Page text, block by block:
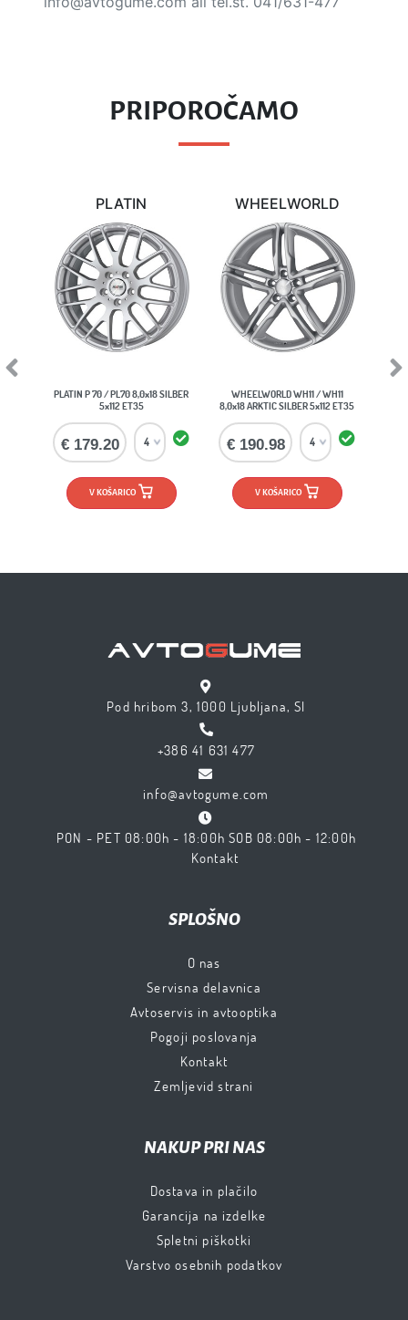
PRIPOROČAMO
PLATIN
PLATIN P 70 / PL70 8,0x18 SILBER
5x112 ET35
€ 179.20
V KOŠARICO
WHEELWORLD
WHEELWORLD WH11 / WH11
8,0x18 ARKTIC SILBER 5x112 ET35
€ 190.98
V KOŠARICO
Next
Pod hribom 3, 1000 Ljubljana, SI
+386 41 631 477
info@avtogume.com
PON - PET 08:00h - 18:00h SOB 08:00h - 12:00h
Kontakt
SPLOŠNO
O nas
Servisna delavnica
Avtoservis in avtooptika
Pogoji poslovanja
Kontakt
Zemljevid strani
NAKUP PRI NAS
Dostava in plačilo
Garancija na izdelke
Spletni piškotki
Varstvo osebnih podatkov